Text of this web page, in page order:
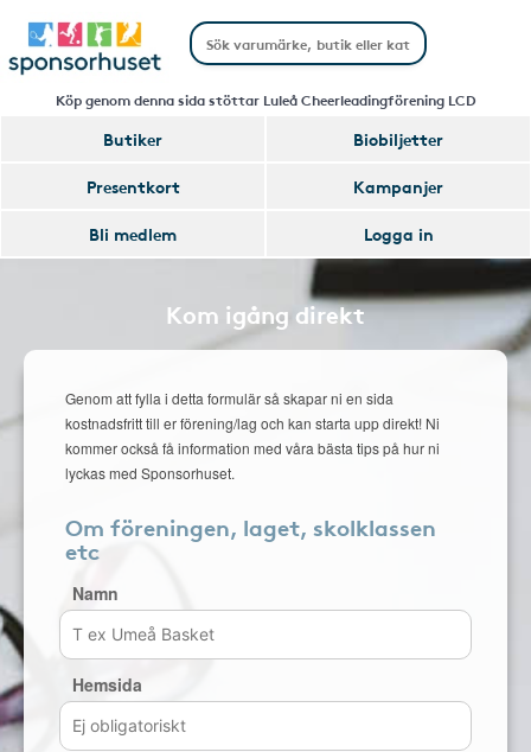
Köp genom denna sida stöttar Luleå Cheerleadingförening LCD
Butiker
Biobiljetter
Presentkort
Kampanjer
Bli medlem
Logga in
Kom igång direkt
Genom att fylla i detta formulär så skapar ni en sida
kostnadsfritt till er förening/lag och kan starta upp direkt! Ni
kommer också få information med våra bästa tips på hur ni
lyckas med Sponsorhuset.
Om föreningen, laget, skolklassen
etc
Namn
Hemsida